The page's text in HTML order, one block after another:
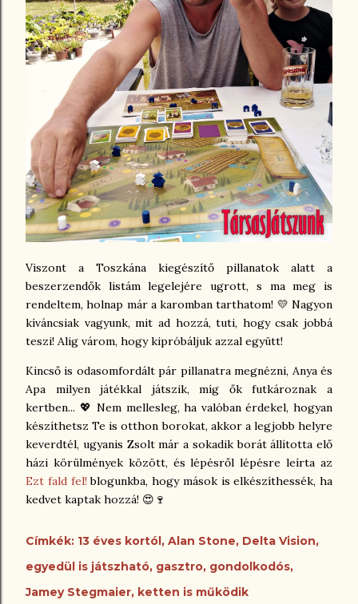
Viszont a Toszkána kiegészítő pillanatok alatt a
beszerzendők listám legelejére ugrott, s ma meg is
rendeltem, holnap már a karomban tarthatom! 💛 Nagyon
kíváncsiak vagyunk, mit ad hozzá, tuti, hogy csak jobbá
teszi! Alig várom, hogy kipróbáljuk azzal együtt!
Kincső is odasomfordált pár pillanatra megnézni, Anya és
Apa milyen játékkal játszik, míg ők futkároznak a
kertben... 💖 Nem mellesleg, ha valóban érdekel, hogyan
készíthetsz Te is otthon borokat, akkor a legjobb helyre
keverdtél, ugyanis Zsolt már a sokadik borát állította elő
házi körülmények között, és lépésről lépésre leírta az
Ezt fald fel!blogunkba, hogy mások is elkészíthessék, ha
kedvet kaptak hozzá! 😍🍷
Címkék: 13 éves kortól Alan Stone Delta Vision
egyedül is játszható gasztro gondolkodós
Jamey Stegmaier ketten is működik